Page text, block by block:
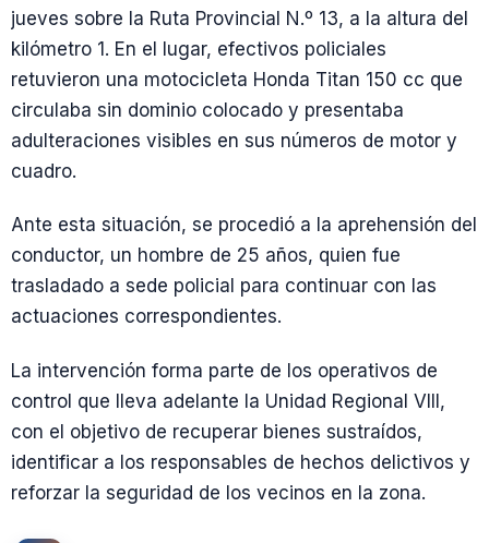
jueves sobre la Ruta Provincial N.º 13, a la altura del
kilómetro 1. En el lugar, efectivos policiales
retuvieron una motocicleta Honda Titan 150 cc que
circulaba sin dominio colocado y presentaba
adulteraciones visibles en sus números de motor y
cuadro.
Ante esta situación, se procedió a la aprehensión del
conductor, un hombre de 25 años, quien fue
trasladado a sede policial para continuar con las
actuaciones correspondientes.
La intervención forma parte de los operativos de
control que lleva adelante la Unidad Regional VIII,
con el objetivo de recuperar bienes sustraídos,
identificar a los responsables de hechos delictivos y
reforzar la seguridad de los vecinos en la zona.